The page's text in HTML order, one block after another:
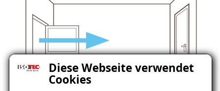
Diese Webseite verwendet
Cookies